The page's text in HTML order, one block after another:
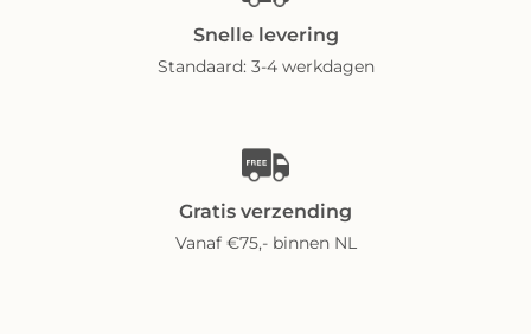
Snelle levering
Standaard: 3-4 werkdagen
Gratis verzending
Vanaf €75,- binnen NL